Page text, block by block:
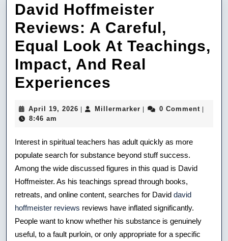
David Hoffmeister
Reviews: A Careful,
Equal Look At Teachings,
Impact, And Real
Experiences
Reviews:
A
Careful,
Equal
Look
At
Teachings,
April 19, 2026 AprilMillermarker Millermarker
0 Comment
8:46 am
Interest in spiritual teachers has adult quickly as more
populate search for substance beyond stuff success.
Among the wide discussed figures in this quad is David
Hoffmeister. As his teachings spread through books,
retreats, and online content, searches for David david
hoffmeister reviews reviews have inflated significantly.
People want to know whether his substance is genuinely
useful, to a fault purloin, or only appropriate for a specific